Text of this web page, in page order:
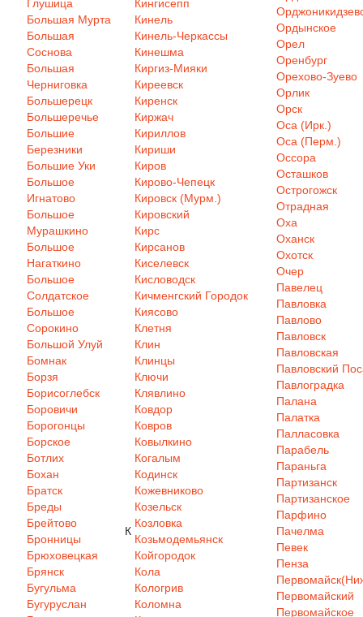
Глушица
Большая Мурта
Большая
Соснова
Большая
Черниговка
Большерецк
Большеречье
Большие
Березники
Большие Уки
Большое
Игнатово
Большое
Мурашкино
Большое
Нагаткино
Большое
Солдатское
Большое
Сорокино
Большой Улуй
Бомнак
Борзя
Борисоглебск
Боровичи
Борогонцы
Борское
Ботлих
Бохан
Братск
Бреды
Брейтово
Бронницы
Брюховецкая
Брянск
Бугульма
Бугуруслан
К
Кингисепп
Кинель
Кинель-Черкассы
Кинешма
Киргиз-Мияки
Киреевск
Киренск
Киржач
Кириллов
Кириши
Киров
Кирово-Чепецк
Кировск (Мурм.)
Кировский
Кирс
Кирсанов
Киселевск
Кисловодск
Кичменгский Городок
Киясово
Клетня
Клин
Клинцы
Ключи
Клявлино
Ковдор
Ковров
Ковылкино
Когалым
Кодинск
Кожевниково
Козельск
Козловка
Козьмодемьянск
Койгородок
Кола
Кологрив
Коломна
Ордынское
Орел
Оренбург
Орехово-Зуево
Орлик
Орск
Оса (Ирк.)
Оса (Перм.)
Оссора
Осташков
Острогожск
Отрадная
Оха
Оханск
Охотск
Очер
Павелец
Павловка
Павлово
Павловск
Павловская
Павловский
Павлоградка
Палана
Палатка
Палласовка
Парабель
Параньга
Партизанск
Партизанское
Парфино
Пачелма
Певек
Пенза
Первомайский
Первомайское